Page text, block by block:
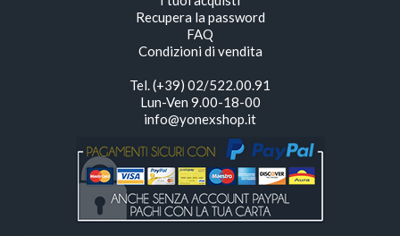
Recupera la password
FAQ
Condizioni di vendita
Tel. (+39) 02/522.00.91
Lun-Ven 9.00-18-00
info@yonexshop.it